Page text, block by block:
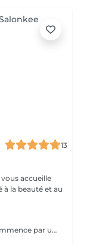
13
à la beauté et au
Donnez de la douceur à vos pieds. Le soin commence par un gommage de la demi-jambe et des pieds, puis avec un grand pinceau la spécialiste de beauté applique la paraffine chaude sur chaque pieds, ce masque va poser environ 15 min, puis vient le moment de la détente: le modelage des pieds, relaxation suprême. Résultat des pieds doux comme une peau de bébé.